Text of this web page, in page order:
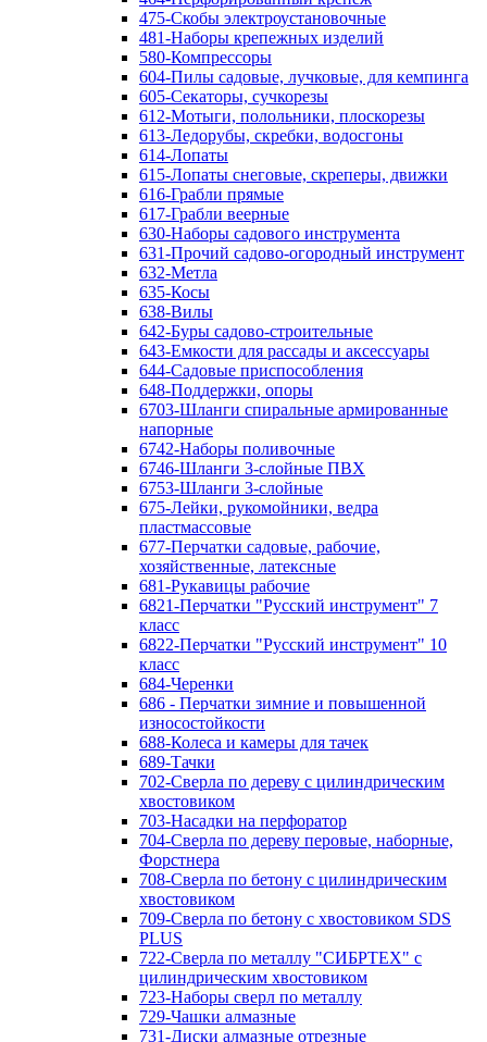
475-Скобы электроустановочные
481-Наборы крепежных изделий
580-Компрессоры
604-Пилы садовые, лучковые, для кемпинга
605-Секаторы, сучкорезы
612-Мотыги, полольники, плоскорезы
613-Ледорубы, скребки, водосгоны
614-Лопаты
615-Лопаты снеговые, скреперы, движки
616-Грабли прямые
617-Грабли веерные
630-Наборы садового инструмента
631-Прочий садово-огородный инструмент
632-Метла
635-Косы
638-Вилы
642-Буры садово-строительные
643-Емкости для рассады и аксессуары
644-Садовые приспособления
648-Поддержки, опоры
6703-Шланги спиральные армированные
напорные
6742-Наборы поливочные
6746-Шланги 3-слойные ПВХ
6753-Шланги 3-слойные
675-Лейки, рукомойники, ведра
пластмассовые
677-Перчатки садовые, рабочие,
хозяйственные, латексные
681-Рукавицы рабочие
6821-Перчатки "Русский инструмент" 7
класс
6822-Перчатки "Русский инструмент" 10
класс
684-Черенки
686 - Перчатки зимние и повышенной
износостойкости
688-Колеса и камеры для тачек
689-Тачки
702-Сверла по дереву с цилиндрическим
хвостовиком
703-Насадки на перфоратор
704-Сверла по дереву перовые, наборные,
Форстнера
708-Сверла по бетону с цилиндрическим
хвостовиком
709-Сверла по бетону с хвостовиком SDS
PLUS
722-Сверла по металлу "СИБРТЕХ" с
цилиндрическим хвостовиком
723-Наборы сверл по металлу
729-Чашки алмазные
731-Диски алмазные отрезные